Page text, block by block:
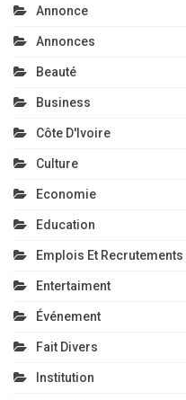
Annonce
Annonces
Beauté
Business
Côte D'Ivoire
Culture
Economie
Education
Emplois Et Recrutements
Entertaiment
Événement
Fait Divers
Institution